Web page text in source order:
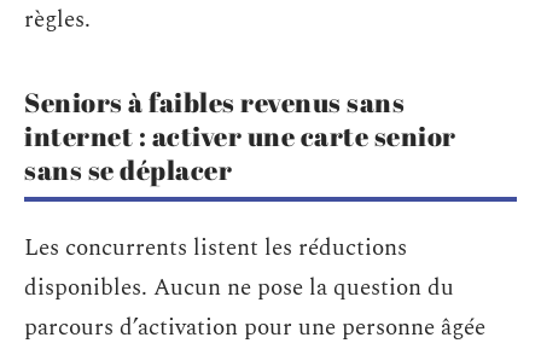
règles.
Seniors à faibles revenus sans
internet : activer une carte senior
sans se déplacer
Les concurrents listent les réductions
disponibles. Aucun ne pose la question du
parcours d’activation pour une personne âgée